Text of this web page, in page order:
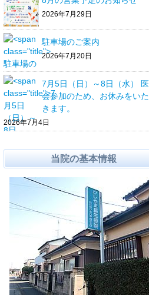
2026年7月29日
駐車場のご案内
2026年7月20日
7月5日（日）～8日（水）
会参加のため、お休みをい
きます。
2026年7月4日
当院の基本情報